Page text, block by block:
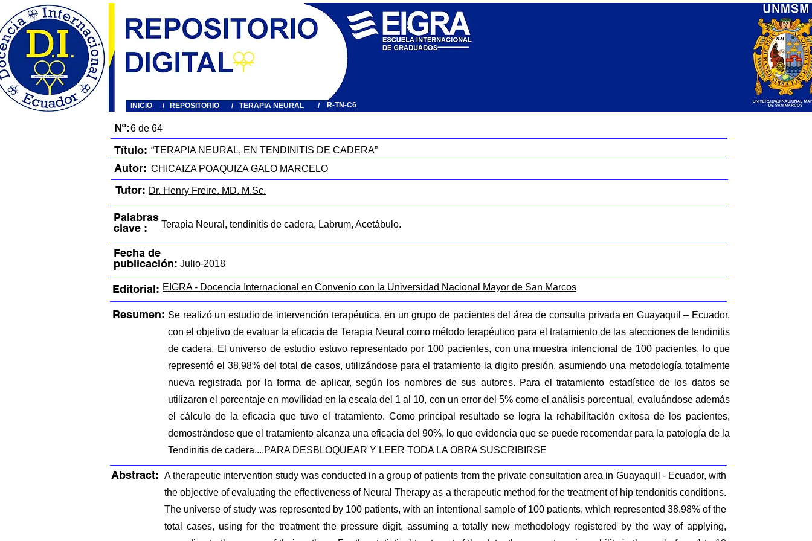
/ REPOSITORIO TERAPIA NEURAL R-TN-C6
INICIO / /
Nº:6 de 64
Título: “TERAPIA NEURAL, EN TENDINITIS DE CADERA”
Autor:
Tutor: Dr. Henry Freire. MD. M.Sc.
CHICAIZA POAQUIZA GALO MARCELO
Palabras
clave :Terapia Neural, tendinitis de cadera, Labrum, Acetábulo.
Fecha de
publicación:Julio-2018
Editorial: EIGRA - Docencia Internacional en Convenio con la Universidad Nacional Mayor de San Marcos
Resumen: Se realizó un estudio de intervención terapéutica, en un grupo de pacientes del área de consulta privada en Guayaquil – Ecuador,
con el objetivo de evaluar la eficacia de Terapia Neural como método terapéutico para el tratamiento de las afecciones de tendinitis
de cadera. El universo de estudio estuvo representado por 100 pacientes, con una muestra intencional de 100 pacientes, lo que
representó el 38.98% del total de casos, utilizándose para el tratamiento la digito presión, asumiendo una metodología totalmente
nueva registrada por la forma de aplicar, según los nombres de sus autores. Para el tratamiento estadístico de los datos se
utilizaron el porcentaje en movilidad en la escala del 1 al 10, con un error del 5% como el análisis porcentual, evaluándose además
el cálculo de la eficacia que tuvo el tratamiento. Como principal resultado se logra la rehabilitación exitosa de los pacientes,
demostrándose que el tratamiento alcanza una eficacia del 90%, lo que evidencia que se puede recomendar para la patología de la
Tendinitis de cadera....PARA DESBLOQUEAR Y LEER TODA LA OBRA SUSCRIBIRSE
A therapeutic intervention study was conducted in a group of patients from the private consultation area in Guayaquil - Ecuador, with
the objective of evaluating the effectiveness of Neural Therapy as a therapeutic method for the treatment of hip tendonitis conditions.
The universe of study was represented by 100 patients, with an intentional sample of 100 patients, which represented 38.98% of the
total cases, using for the treatment the pressure digit, assuming a totally new methodology registered by the way of applying,
Abstract: